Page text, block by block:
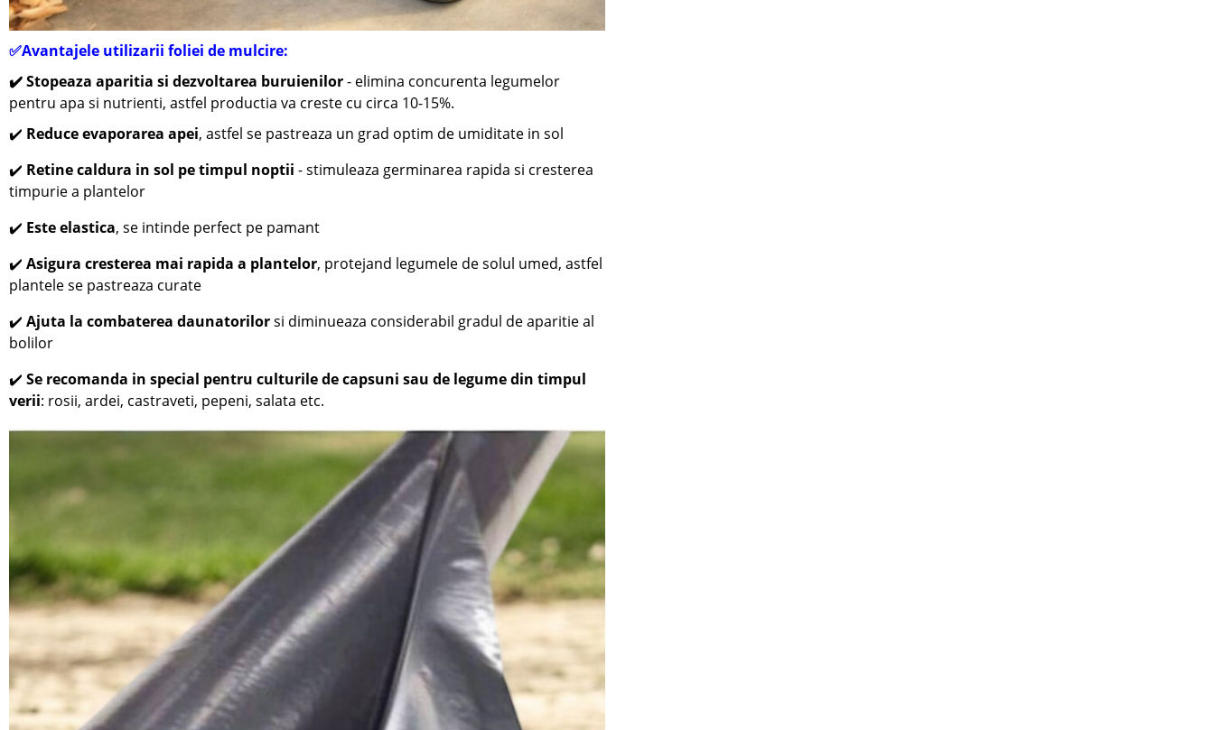
✅Avantajele utilizarii foliei de mulcire:
✔️Stopeaza aparitia si dezvoltarea buruienilor- elimina concurenta legumelor
pentru apa si nutrienti,astfel productia va creste cu circa 10-15%.
✔️ Reduce evaporarea apei, astfel se pastreaza un grad optim de umiditate in sol
✔️ Retine caldura in sol pe timpul noptii - stimuleaza germinarea rapida si cresterea
timpurie a plantelor
✔️ Este elastica, se intinde perfect pe pamant
✔️Asigura cresterea mai rapida a plantelor, protejand legumele de solul umed, astfel
plantele se pastreaza curate
✔️Ajuta la combaterea daunatorilorsi diminueaza considerabil gradul de aparitie al
bolilor
✔️Se recomanda in special pentruculturile decapsuni sau de legume din timpul
verii: rosii, ardei, castraveti, pepeni, salata etc.